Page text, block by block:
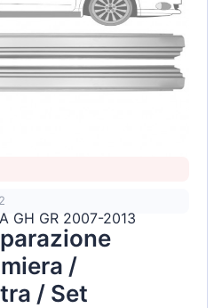
GH GR 2007-2013
/
/ Set